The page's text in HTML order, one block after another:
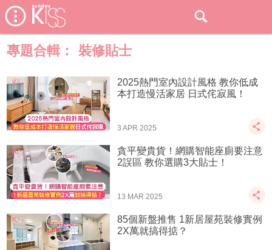
專題合輯： 裝修貼士
2025熱門室內設計風格 教你低成
本打造慢活家居 日式侘寂風！
3 APR 2025
貪平變貴貨！網購智能座廁要注意
2誤區 教你選購3大貼士！
13 MAR 2025
85個新盤推售 1新居屋苑裝修實例
2X萬就搞得掂？